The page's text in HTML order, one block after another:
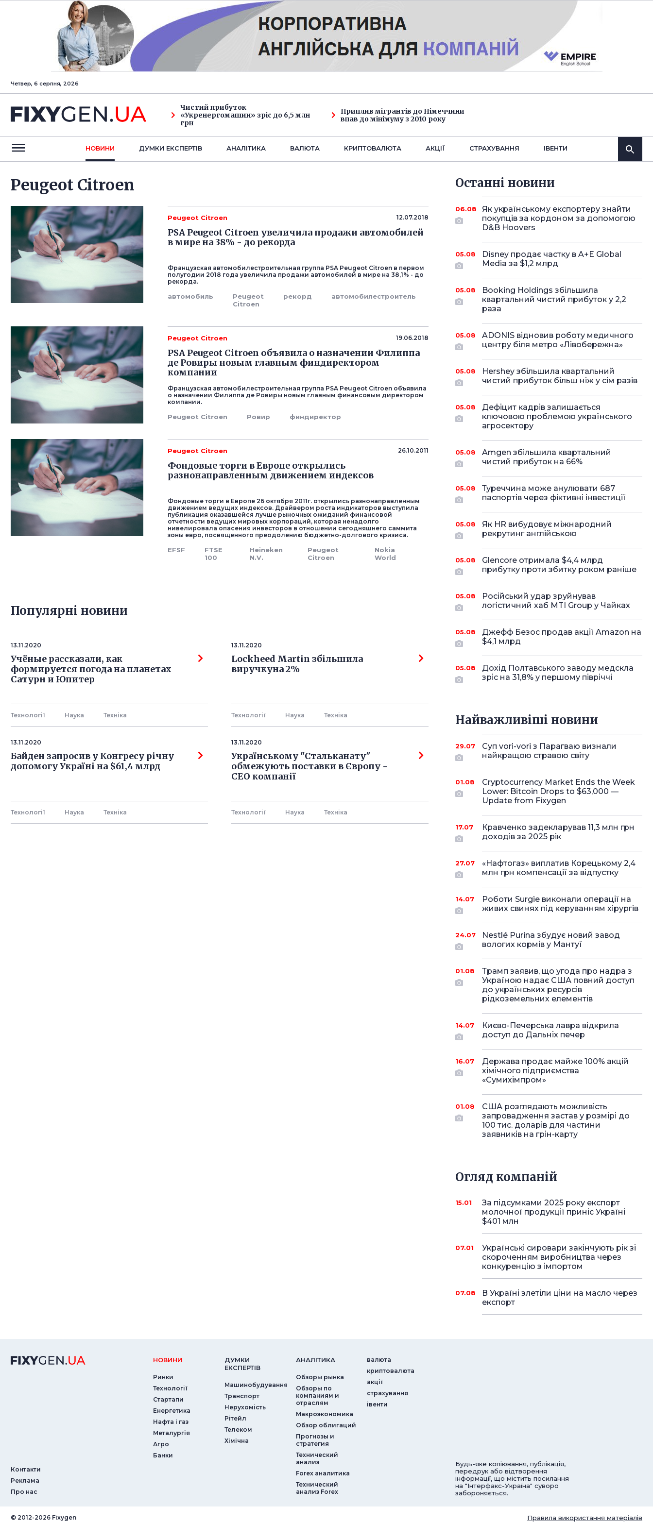
Четвер, 6 серпня, 2026
Чистий прибуток
«Укренергомашин» зріс до 6,5 млн
грн
Приплив мігрантів до Німеччини
впав до мінімуму з 2010 року
НОВИНИ ДУМКИ ЕКСПЕРТIВ АНАЛIТИКА ВАЛЮТА КРИПТОВАЛЮТА АКЦІЇ СТРАХУВАННЯ IВЕНТИ
Peugeot Citroen
Peugeot Citroen 12.07.2018
PSA Peugeot Citroen увеличила продажи автомобилей
в мире на 38% - до рекорда
Французская автомобилестроительная группа PSA Peugeot Citroen в первом
полугодии 2018 года увеличила продажи автомобилей в мире на 38,1% - до
рекорда.
автомобиль
Peugeot
Citroen
рекорд автомобилестроитель
Peugeot Citroen 19.06.2018
PSA Peugeot Citroen объявила о назначении Филиппа
де Ровиры новым главным финдиректором
компании
Французская автомобилестроительная группа PSA Peugeot Citroen объявила
о назначении Филиппа де Ровиры новым главным финансовым директором
компании.
Peugeot Citroen Ровир финдиректор
Peugeot Citroen 26.10.2011
Фондовые торги в Европе открылись
разнонаправленным движением индексов
Фондовые торги в Европе 26 октября 2011г. открылись разнонаправленным
движением ведущих индексов. Драйвером роста индикаторов выступила
публикация оказавшейся лучше рыночных ожиданий финансовой
отчетности ведущих мировых корпораций, которая ненадолго
нивелировала опасения инвесторов в отношении сегодняшнего саммита
зоны евро, посвященного преодолению бюджетно-долгового кризиса.
EFSF
FTSE
100
Heineken
N.V.
Peugeot
Citroen
Nokia
World
Популярнi новини
13.11.2020
Учёные рассказали, как
формируется погода на планетах
Сатурн и Юпитер
Технології Наука Технiка
13.11.2020
Lockheed Martin збільшила
виручкуна 2%
Технології Наука Технiка
13.11.2020
Байден запросив у Конгресу річну
допомогу Україні на $61,4 млрд
Технології Наука Технiка
13.11.2020
Українському "Стальканату"
обмежують поставки в Європу -
СЕО компанії
Технології Наука Технiка
Останнi новини
06.08
Як українському експортеру знайти
покупців за кордоном за допомогою
D&B Hoovers
05.08
Disney продає частку в A+E Global
Media за $1,2 млрд
05.08
Booking Holdings збільшила
квартальний чистий прибуток у 2,2
раза
05.08
ADONIS відновив роботу медичного
центру біля метро «Лівобережна»
05.08
Hershey збільшила квартальний
чистий прибуток більш ніж у сім разів
05.08
Дефіцит кадрів залишається
ключовою проблемою українського
агросектору
05.08
Amgen збільшила квартальний
чистий прибуток на 66%
05.08
Туреччина може анулювати 687
паспортів через фіктивні інвестиції
05.08
Як HR вибудовує міжнародний
рекрутинг англійською
05.08
Glencore отримала $4,4 млрд
прибутку проти збитку роком раніше
05.08
Російський удар зруйнував
логістичний хаб MTI Group у Чайках
05.08
Джефф Безос продав акції Amazon на
$4,1 млрд
05.08
Дохід Полтавського заводу медскла
зріс на 31,8% у першому півріччі
Найважливіші новини
29.07
Суп vori-vori з Парагваю визнали
найкращою стравою світу
01.08
Cryptocurrency Market Ends the Week
Lower: Bitcoin Drops to $63,000 —
Update from Fixygen
17.07
Кравченко задекларував 11,3 млн грн
доходів за 2025 рік
27.07
«Нафтогаз» виплатив Корецькому 2,4
млн грн компенсації за відпустку
14.07
Роботи Surgie виконали операції на
живих свинях під керуванням хірургів
24.07
Nestlé Purina збудує новий завод
вологих кормів у Мантуї
01.08
Трамп заявив, що угода про надра з
Україною надає США повний доступ
до українських ресурсів
рідкоземельних елементів
14.07
Києво-Печерська лавра відкрила
доступ до Дальніх печер
16.07
Держава продає майже 100% акцій
хімічного підприємства
«Сумихімпром»
01.08
США розглядають можливість
запровадження застав у розмірі до
100 тис. доларів для частини
заявників на грін-карту
Огляд компаній
15.01
За підсумками 2025 року експорт
молочної продукції приніс Україні
$401 млн
07.01
Українські сировари закінчують рік зі
скороченням виробництва через
конкуренцію з імпортом
07.08
В Україні злетіли ціни на масло через
експорт
Контакти
Реклама
Про нас
НОВИНИ
Ринки
Технології
Стартапи
Енергетика
Нафта і газ
Металургія
Агро
Банки
ДУМКИ
ЕКСПЕРТIВ
Машинобудування
Транспорт
Нерухомість
Рітейл
Телеком
Хімічна
АНАЛIТИКА
Обзоры рынка
Обзоры по
компаниям и
отраслям
Макроэкономика
Обзор облигаций
Прогнозы и
стратегия
Технический
анализ
Forex аналитика
Технический
анализ Forex
валюта
криптовалюта
акції
страхування
iвенти
Будь-яке копіювання, публікація,
передрук або відтворення
інформації, що містить посилання
на "Інтерфакс-Україна" суворо
забороняється.
© ‎2012-2026 Fixygen Правила використання матеріалів